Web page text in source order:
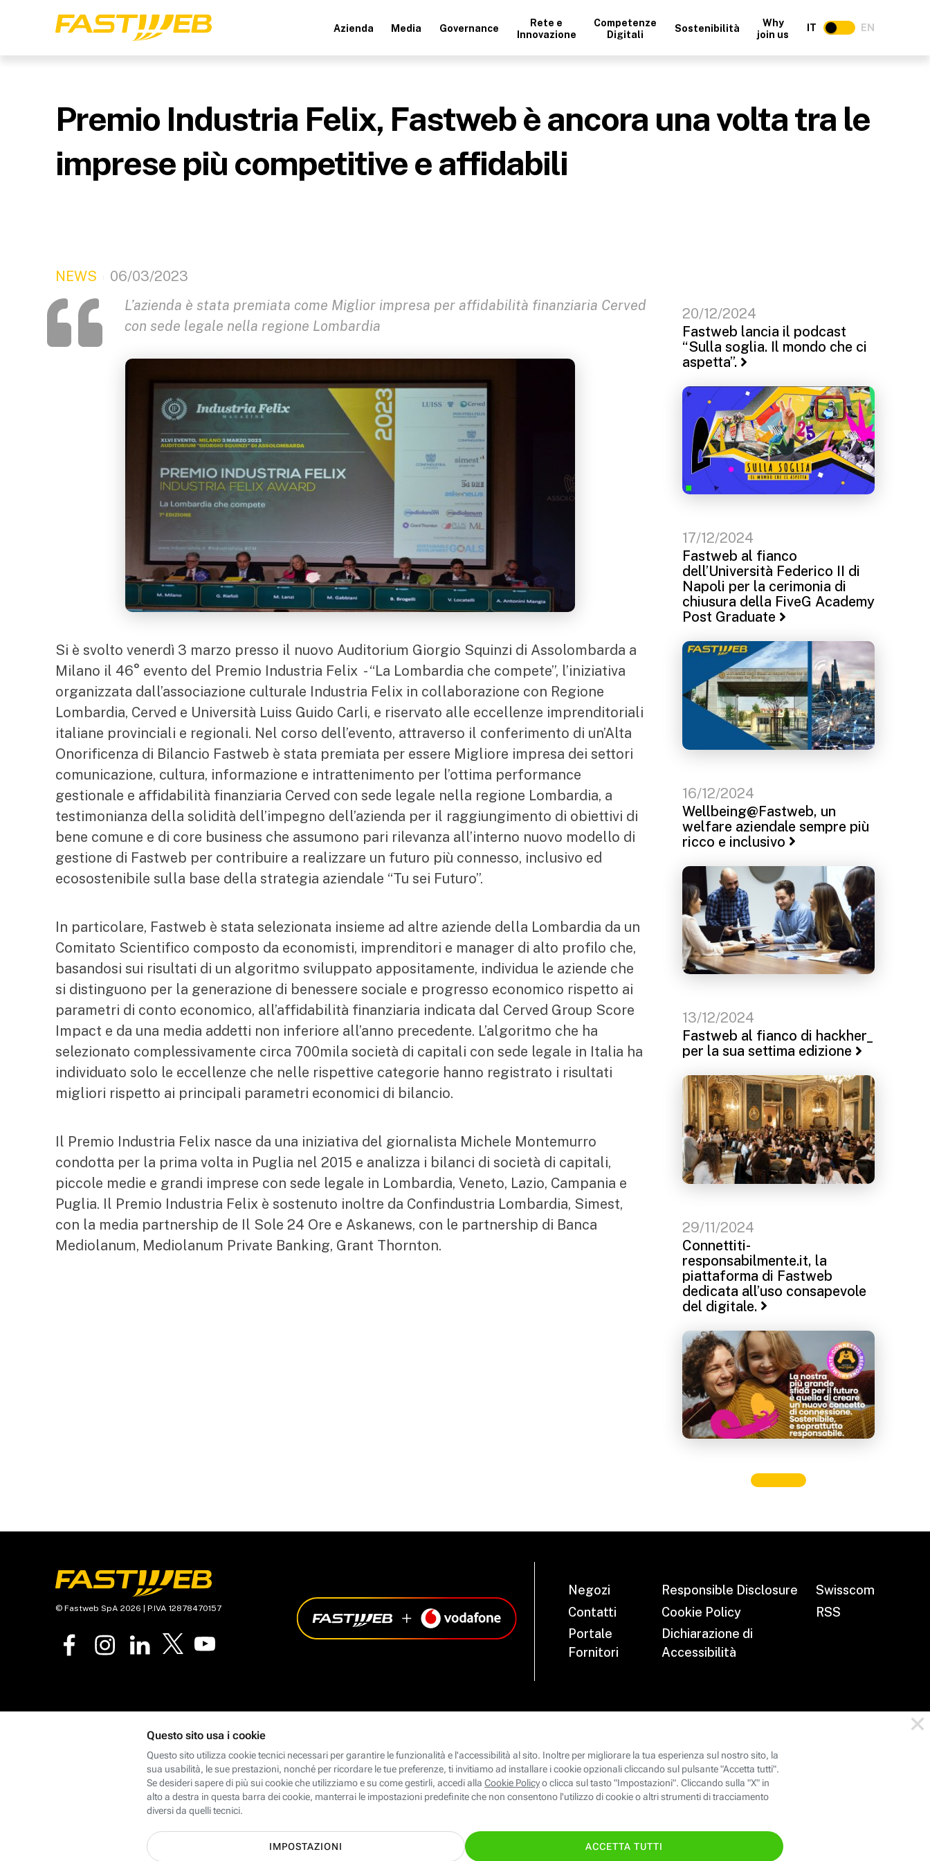
Azienda Media Governance
Rete e
Innovazione
Competenze
Digitali
Sostenibilità
Why
join us
IT EN
Premio Industria Felix, Fastweb è ancora una volta tra le
imprese più competitive e affidabili
NEWS
06/03/2023
L’azienda è stata premiata come Miglior impresa per affidabilità finanziaria Cerved
con sede legale nella regione Lombardia
Si è svolto venerdì 3 marzo presso il nuovo Auditorium Giorgio Squinzi di Assolombarda a
Milano il 46° evento del Premio Industria Felix - “La Lombardia che compete”, l’iniziativa
organizzata dall’associazione culturale Industria Felix in collaborazione con Regione
Lombardia, Cerved e Università Luiss Guido Carli, e riservato alle eccellenze imprenditoriali
italiane provinciali e regionali. Nel corso dell’evento, attraverso il conferimento di un’Alta
Onorificenza di Bilancio Fastweb è stata premiata per essere Migliore impresa dei settori
comunicazione, cultura, informazione e intrattenimento per l’ottima performance
gestionale e affidabilità finanziaria Cerved con sede legale nella regione Lombardia, a
testimonianza della solidità dell’impegno dell’azienda per il raggiungimento di obiettivi di
bene comune e di core business che assumono pari rilevanza all’interno nuovo modello di
gestione di Fastweb per contribuire a realizzare un futuro più connesso, inclusivo ed
ecosostenibile sulla base della strategia aziendale “Tu sei Futuro”.
In particolare, Fastweb è stata selezionata insieme ad altre aziende della Lombardia da un
Comitato Scientifico composto da economisti, imprenditori e manager di alto profilo che,
basandosi sui risultati di un algoritmo sviluppato appositamente, individua le aziende che
si distinguono per la generazione di benessere sociale e progresso economico rispetto ai
parametri di conto economico, all’affidabilità finanziaria indicata dal Cerved Group Score
Impact e da una media addetti non inferiore all’anno precedente. L’algoritmo che ha
selezionato complessivamente circa 700mila società di capitali con sede legale in Italia ha
individuato solo le eccellenze che nelle rispettive categorie hanno registrato i risultati
migliori rispetto ai principali parametri economici di bilancio.
Il Premio Industria Felix nasce da una iniziativa del giornalista Michele Montemurro
condotta per la prima volta in Puglia nel 2015 e analizza i bilanci di società di capitali,
piccole medie e grandi imprese con sede legale in Lombardia, Veneto, Lazio, Campania e
Puglia. Il Premio Industria Felix è sostenuto inoltre da Confindustria Lombardia, Simest,
con la media partnership de Il Sole 24 Ore e Askanews, con le partnership di Banca
Mediolanum, Mediolanum Private Banking, Grant Thornton.
20/12/2024
Fastweb lancia il podcast
“Sulla soglia. Il mondo che ci
aspetta”.
17/12/2024
Fastweb al fianco
dell’Università Federico II di
Napoli per la cerimonia di
chiusura della FiveG Academy
Post Graduate
16/12/2024
Wellbeing@Fastweb, un
welfare aziendale sempre più
ricco e inclusivo
13/12/2024
Fastweb al fianco di hackher_
per la sua settima edizione
29/11/2024
Connettiti-
responsabilmente.it, la
piattaforma di Fastweb
dedicata all’uso consapevole
del digitale.
© Fastweb SpA 2026 | P.IVA 12878470157
Negozi
Contatti
Portale
Fornitori
Responsible Disclosure
Cookie Policy
Dichiarazione di
Accessibilità
Swisscom
RSS